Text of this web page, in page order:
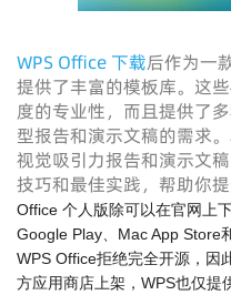
WPS Office 下载后作为一
提供了丰富的模板库。这
度的专业性，而且提供了
型报告和演示文稿的需求
视觉吸引力报告和演示文
技巧和最佳实践，帮助你
Office 个人版除可以在官网上
Google Play、Mac App Store
WPS Office拒绝完全开源，因
方应用商店上架，WPS也仅提